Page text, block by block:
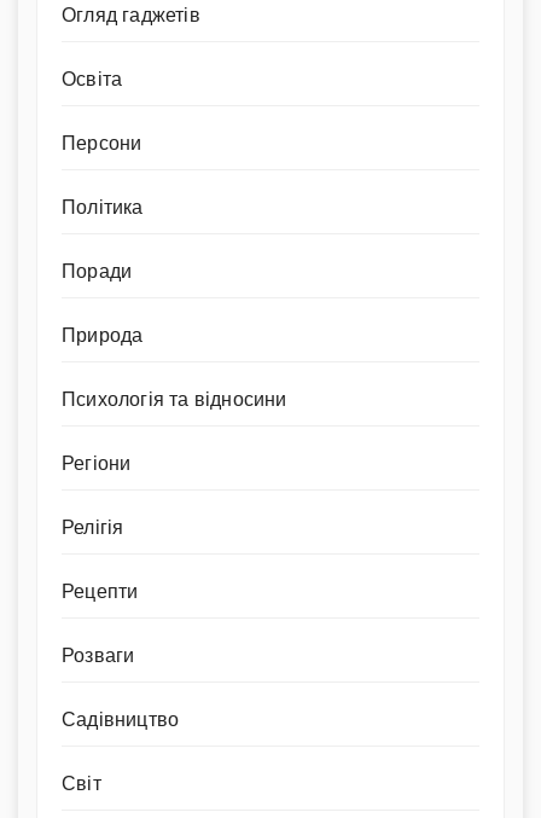
Огляд гаджетів
Освіта
Персони
Політика
Поради
Природа
Психологія та відносини
Регіони
Релігія
Рецепти
Розваги
Садівництво
Світ